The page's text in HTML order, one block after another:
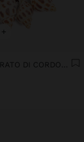
+
COLLANA MULTISTRATO DI CORDONCINI CON CONCHIGLIE MULTIPLE